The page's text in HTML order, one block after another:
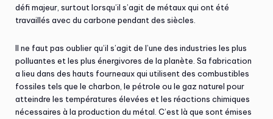
défi majeur, surtout lorsqu’il s’agit de métaux qui ont été
travaillés avec du carbone pendant des siècles.
Il ne faut pas oublier qu’il s’agit de l’une des industries les plus
polluantes et les plus énergivores de la planète. Sa fabrication
a lieu dans des hauts fourneaux qui utilisent des combustibles
fossiles tels que le charbon, le pétrole ou le gaz naturel pour
atteindre les températures élevées et les réactions chimiques
nécessaires à la production du métal. C’est là que sont émises